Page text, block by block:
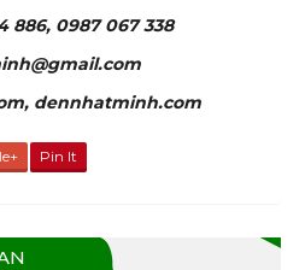
886, 0987 067 338
dennhatminh.com
Pin It